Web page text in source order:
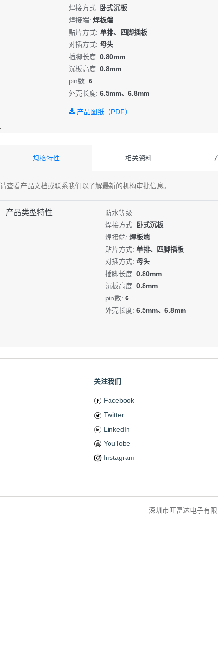
焊接方式: 卧式沉板
焊接端:焊板端
贴片方式:单排、四脚插板
对插方式:母头
插脚长度:0.80mm
沉板高度:0.8mm
pin数:6
外壳长度:6.5mm、6.8mm
产品图纸（PDF）
规格特性 相关资料
请查看产品文档或联系我们以了解最新的机构审批信息。
产品类型特性
防水等级:
焊接方式: 卧式沉板
焊接端: 焊板端
贴片方式: 单排、四脚插板
对插方式: 母头
插脚长度: 0.80mm
沉板高度: 0.8mm
pin数: 6
外壳长度: 6.5mm、6.8mm
关注我们
Facebook
Twitter
LinkedIn
YouTobe
Instagram
深圳市旺富达电子有